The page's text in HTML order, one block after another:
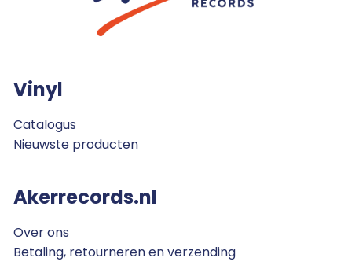
Vinyl
Catalogus
Nieuwste producten
Akerrecords.nl
Over ons
Betaling, retourneren en verzending